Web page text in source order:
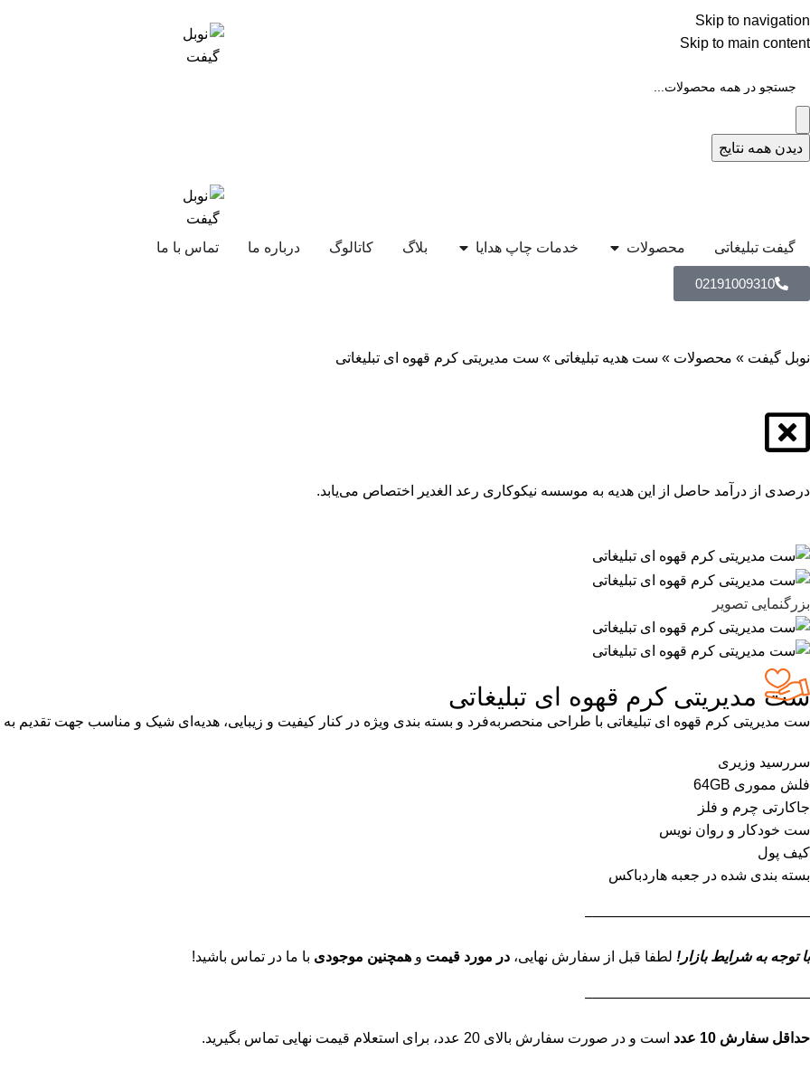
Skip to navigation
Skip to main content
دیدن همه نتایج
گیفت تبلیغاتی محصولات خدمات چاپ هدایا بلاگ کاتالوگ درباره ما تماس با ما
02191009310
نوبل گیفت » محصولات » ست هدیه تبلیغاتی » ست مدیریتی کرم قهوه ای تبلیغاتی
درصدی از درآمد حاصل از این هدیه به موسسه نیکوکاری رعد الغدیر اختصاص می‌یابد.
بزرگنمایی تصویر
ست مدیریتی کرم قهوه ای تبلیغاتی
ست مدیریتی کرم قهوه ای تبلیغاتی با طراحی منحصربه‌فرد و بسته بندی ویژه در کنار کیفیت و زیبایی، هدیه‌ای شیک و مناسب جهت تقدیم به افراد است. این ست
سررسید وزیری
فلش مموری 64GB
جاکارتی چرم و فلز
ست خودکار و روان نویس
کیف پول
بسته بندی شده در جعبه هاردباکس
———————————————–
با توجه به شرایط بازار! لطفا قبل از سفارش نهایی، در مورد قیمت و همچنین موجودی با ما در تماس باشید!
———————————————–
حداقل سفارش 10 عدد است و در صورت سفارش بالای 20 عدد، برای استعلام قیمت نهایی تماس بگیرید.